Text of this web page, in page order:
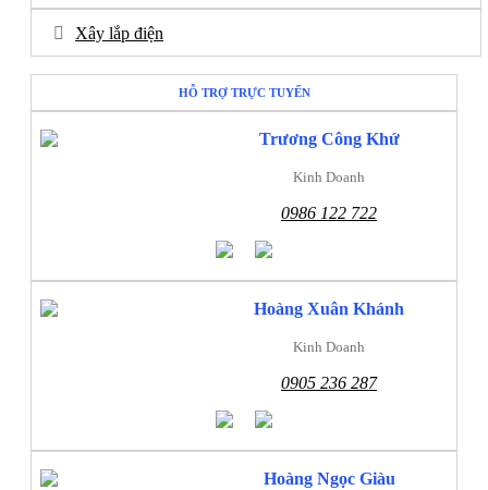
Xây lắp điện
HỖ TRỢ TRỰC TUYẾN
Trương Công Khứ
Kinh Doanh
0986 122 722
Hoàng Xuân Khánh
Kinh Doanh
0905 236 287
Hoàng Ngọc Giàu